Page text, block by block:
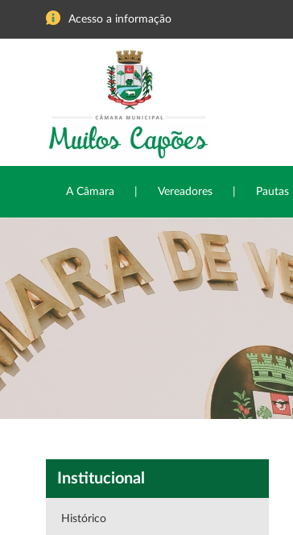
Acesso a informação
A Câmara Vereadores Pautas
Institucional
Histórico